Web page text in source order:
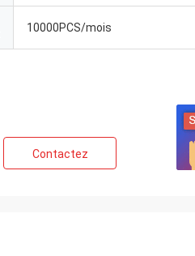
10000PCS/mois
Contactez